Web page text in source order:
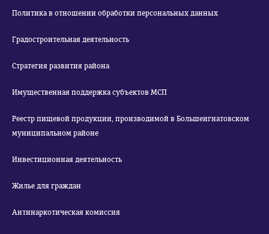
Политика в отношении обработки персональных данных
Градостроительная деятельность
Стратегия развития района
Имущественная поддержка субъектов МСП
Реестр пищевой продукции, производимой в Большеигнатовском
муниципальном районе
Инвестиционная деятельность
Жилье для граждан
Антинаркотическая комиссия